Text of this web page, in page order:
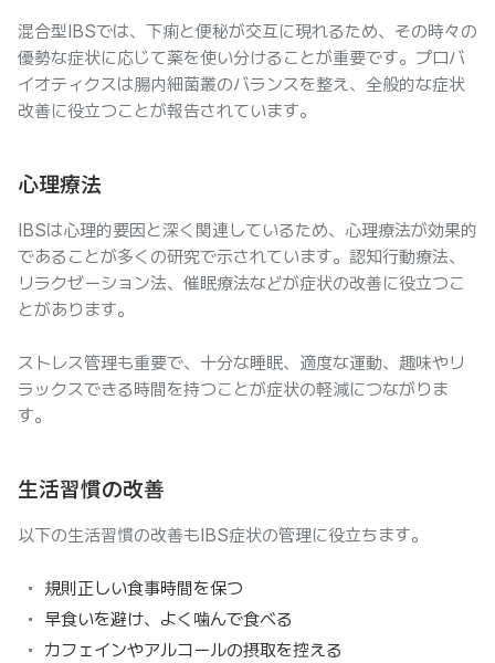
混合型IBSでは、下痢と便秘が交互に現れるため、その時々の
優勢な症状に応じて薬を使い分けることが重要です。プロバ
イオティクスは腸内細菌叢のバランスを整え、全般的な症状
改善に役立つことが報告されています。
心理療法
IBSは心理的要因と深く関連しているため、心理療法が効果的
であることが多くの研究で示されています。認知行動療法、
リラクゼーション法、催眠療法などが症状の改善に役立つこ
とがあります。
ストレス管理も重要で、十分な睡眠、適度な運動、趣味やリ
ラックスできる時間を持つことが症状の軽減につながりま
す。
生活習慣の改善
以下の生活習慣の改善もIBS症状の管理に役立ちます。
規則正しい食事時間を保つ
早食いを避け、よく噛んで食べる
カフェインやアルコールの摂取を控える